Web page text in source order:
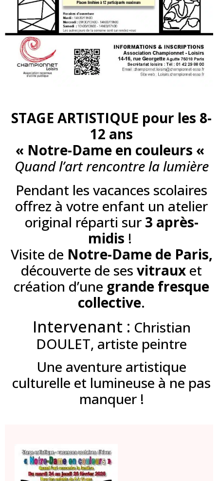
STAGE ARTISTIQUE pour les 8-
12 ans
« Notre-Dame en couleurs «
Quand l’art rencontre la lumière
Pendant les vacances scolaires
offrez à votre enfant un atelier
original réparti sur 3 après-
midis !
Visite de Notre-Dame de Paris,
découverte de ses vitraux et
création d’une grande fresque
collective.
Intervenant : Christian
DOULET, artiste peintre
Une aventure artistique
culturelle et lumineuse à ne pas
manquer !